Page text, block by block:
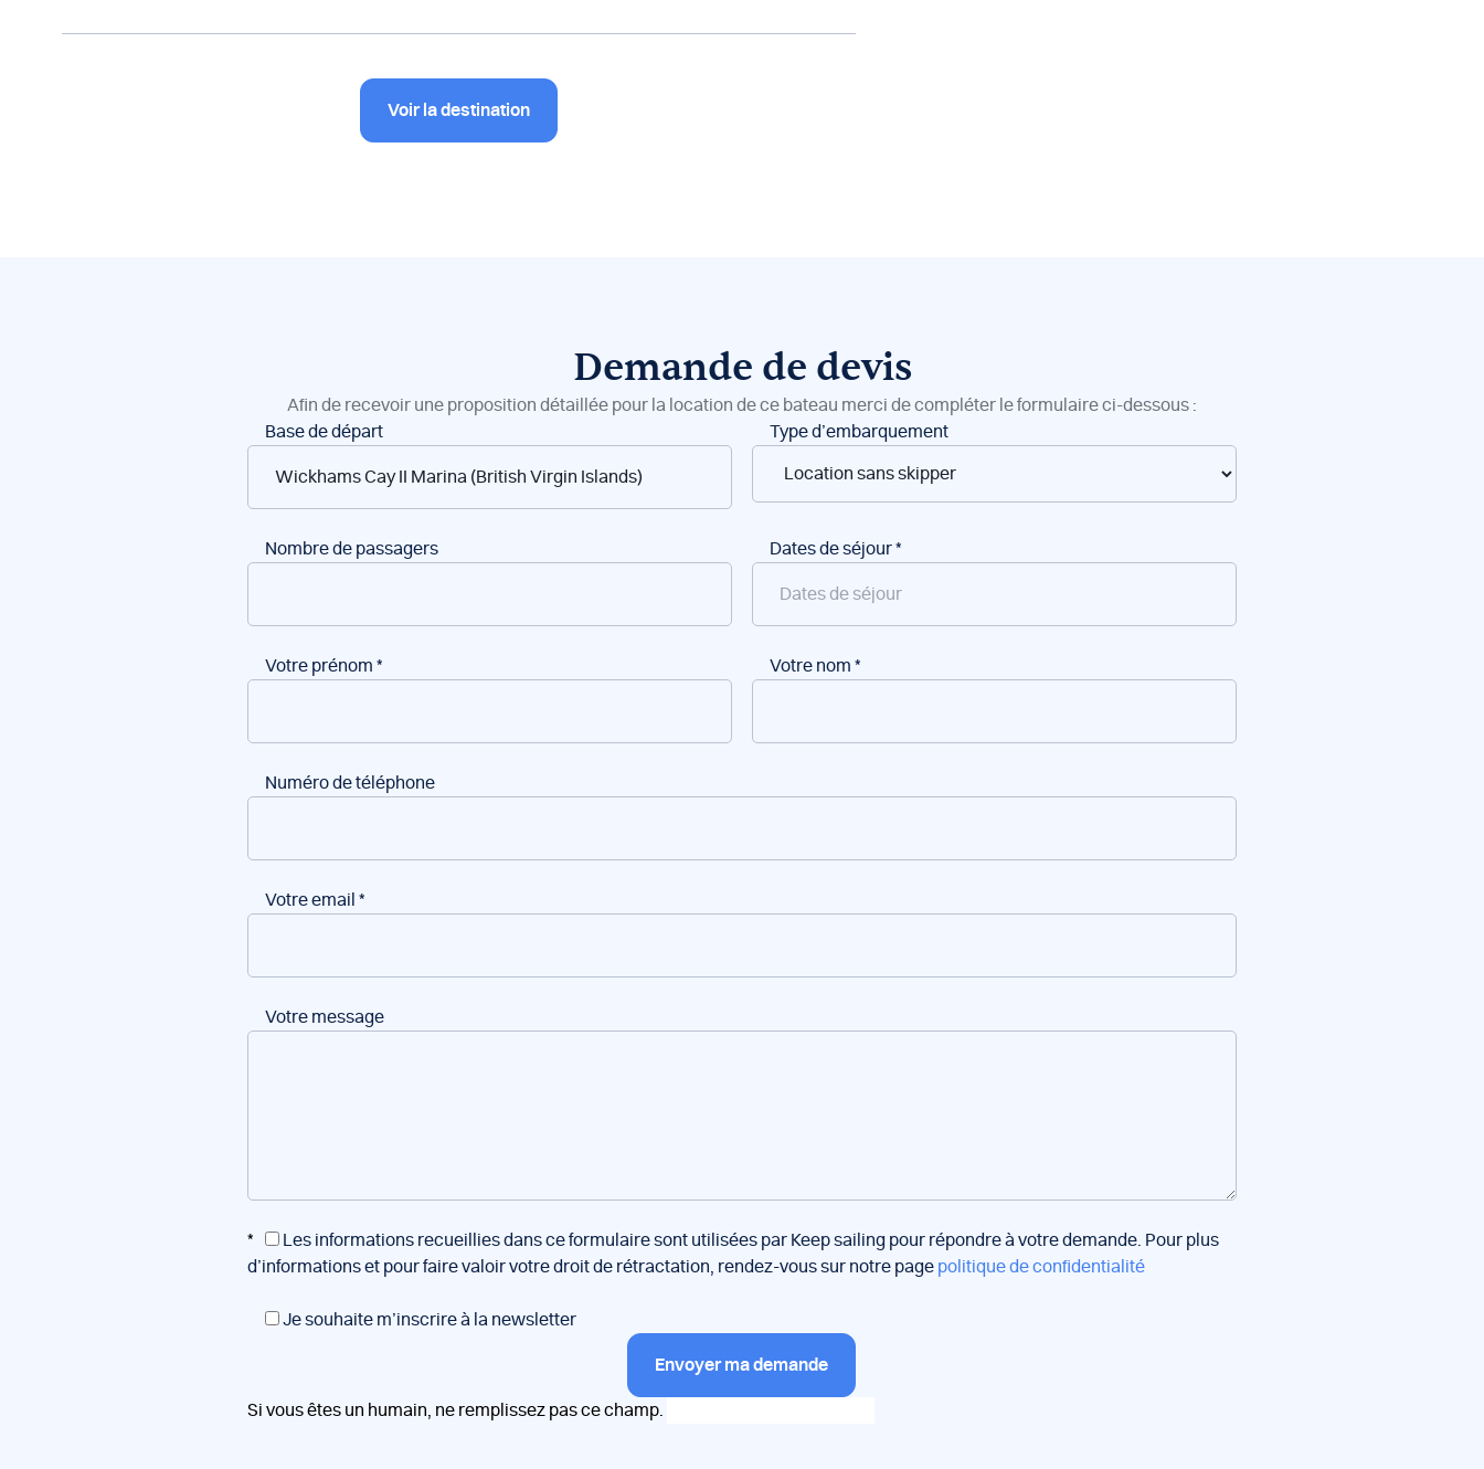
Voir la destination
Demande de devis
Afin de recevoir une proposition détaillée pour la location de ce bateau merci de compléter le formulaire ci-dessous :
Réservation
bateaux
Base de départ Type d’embarquement
Nombre de passagers Dates de séjour*
Votre prénom * Votre nom *
Numéro de téléphone
Votre email *
Votre message
*
Les informations recueillies dans ce formulaire sont utilisées par Keep sailing pour répondre à votre demande. Pour plus
d’informations et pour faire valoir votre droit de rétractation, rendez-vous sur notre page politique de confidentialité
Je souhaite m’inscrire à la newsletter
Envoyer ma demande
Si vous êtes un humain, ne remplissez pas ce champ.